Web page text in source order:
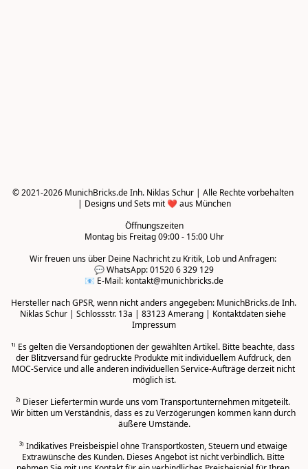
© 2021-2026 MunichBricks.de Inh. Niklas Schur | Alle Rechte vorbehalten
| Designs und Sets mit ❤️ aus München
Öffnungszeiten
Montag bis Freitag 09:00 - 15:00 Uhr
Wir freuen uns über Deine Nachricht zu Kritik, Lob und Anfragen:
💬 WhatsApp: 01520 6 329 129
📧 E-Mail: kontakt@munichbricks.de
Hersteller nach GPSR, wenn nicht anders angegeben: MunichBricks.de Inh.
Niklas Schur | Schlossstr. 13a | 83123 Amerang | Kontaktdaten siehe
Impressum
¹⁾ Es gelten die Versandoptionen der gewählten Artikel. Bitte beachte, dass
der Blitzversand für gedruckte Produkte mit individuellem Aufdruck, den
MOC-Service und alle anderen individuellen Service-Aufträge derzeit nicht
möglich ist.
²⁾ Dieser Liefertermin wurde uns vom Transportunternehmen mitgeteilt.
Wir bitten um Verständnis, dass es zu Verzögerungen kommen kann durch
äußere Umstände.
³⁾ Indikatives Preisbeispiel ohne Transportkosten, Steuern und etwaige
Extrawünsche des Kunden. Dieses Angebot ist nicht verbindlich. Bitte